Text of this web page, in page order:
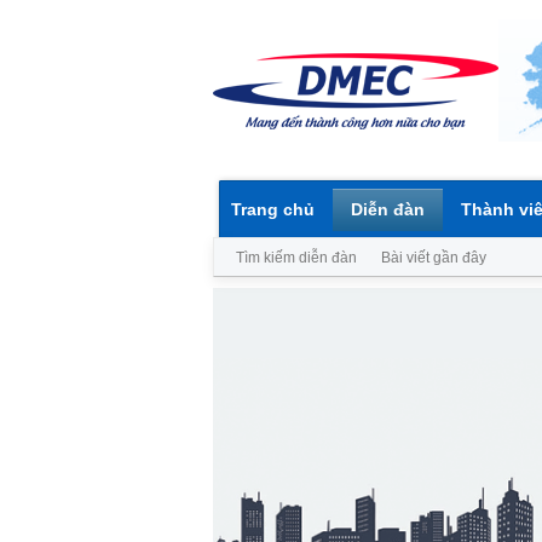
Trang chủ Diễn đàn
Tìm kiếm diễn đàn Bài viết gần đây
Thành